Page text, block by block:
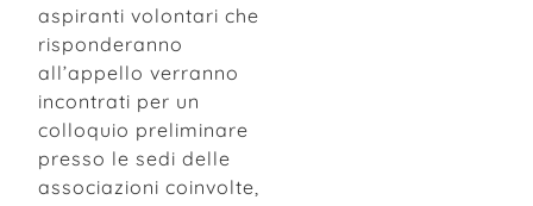
aspiranti volontari che
risponderanno
all’appello verranno
incontrati per un
colloquio preliminare
presso le sedi delle
associazioni coinvolte,